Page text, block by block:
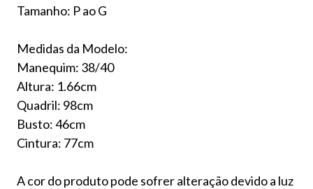
Tamanho: P ao G
Medidas da Modelo:
Manequim: 38/40
Altura: 1.66cm
Quadril: 98cm
Busto: 46cm
Cintura: 77cm
A cor do produto pode sofrer alteração devido a luz